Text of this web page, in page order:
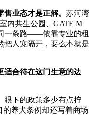
业态才是正解。 苏河湾
内共生公园、GATE M
一条路——依靠专业的租
把人宠隔开，要么本就是
适合待在这门生意的边
眼下的政策多少有点拧
的养犬条例却还写着商场